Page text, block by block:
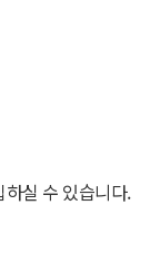
실 수 있습니다.